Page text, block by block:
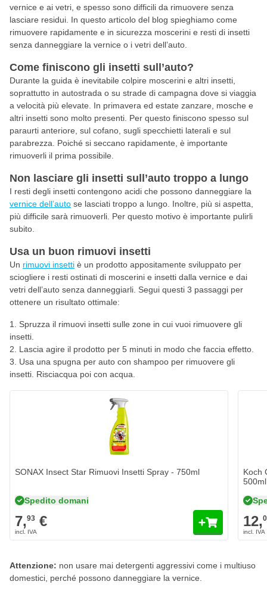
vernice e ai vetri, e spesso sono difficili da rimuovere senza
lasciare residui. In questo articolo del blog spieghiamo come
rimuovere rapidamente e in sicurezza moscerini e resti di insetti
senza danneggiare la vernice o i vetri dell’auto.
Come finiscono gli insetti sull’auto?
Durante la guida è inevitabile colpire moscerini e altri insetti,
soprattutto in autostrada o su strade di campagna dove si viaggia
a velocità più elevate. In primavera ed estate zanzare, mosche e
altri insetti sono molto presenti. Per questo finiscono spesso sul
paraurti anteriore, sul cofano, sugli specchietti laterali e sul
parabrezza. Poiché si seccano rapidamente, è importante
rimuoverli il prima possibile.
Non lasciare gli insetti sull’auto troppo a lungo
I resti degli insetti contengono acidi che possono danneggiare la
vernice dell’auto se lasciati troppo a lungo. Inoltre, più si aspetta,
più difficile sarà rimuoverli. Per questo motivo è importante pulirli
subito.
Usa un buon rimuovi insetti
Un rimuovi insetti è un prodotto appositamente sviluppato per
sciogliere i resti ostinati di moscerini e insetti dalla vernice e dai
vetri dell’auto senza danneggiarli. Segui questi 3 passaggi per
ottenere un risultato ottimale:
Spruzza il rimuovi insetti sulle zone in cui vuoi rimuovere gli
insetti.
Lascia agire il prodotto per 5 minuti in modo che faccia effetto.
Usa una spugna per auto con shampoo per rimuovere gli
insetti. Risciacqua poi con acqua.
SONAX Insect Star Rimuovi Insetti Spray - 750ml
Spedito domani
7,93 €
Koch
500ml
12,
Attenzione: non usare mai detergenti aggressivi come i multiuso
domestici, perché possono danneggiare la vernice.